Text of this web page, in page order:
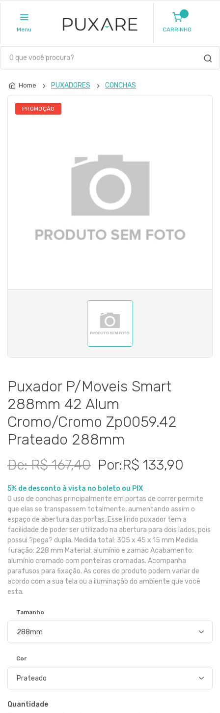
Menu CARRINHO
Home PUXADORES CONCHAS
PROMOÇÃO
Puxador P/Moveis Smart
288mm 42 Alum
Cromo/Cromo Zp0059.42
Prateado 288mm
De: R$ 167,40 Por:R$ 133,90
5% de desconto à vista no boleto ou PIX
O uso de conchas principalmente em portas de correr permite
que elas se transpassem totalmente, aumentando assim o
espaço de abertura das portas. Esse lindo puxador tem a
facilidade de poder ser utilizado na abertura para dois lados, pois
possui ?pega? dupla. Medida total: 305 x 45 x 15 mm Medida
furação: 228 mm Material: alumínio e zamac Acabamento:
alumínio cromado com ponteiras cromadas. Acompanha
parafusos para fixação. As cores do produto podem variar de
acordo com a sua tela ou a iluminação do ambiente que você
esta.
Tamanho
Cor
Quantidade